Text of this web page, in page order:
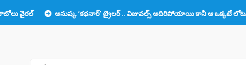
అనుష్క ‘కథనార్’ ట్రైలర్ .. విజువల్స్ అదిరిపోయాయి కానీ ఆ ఒక్కటే లోటు!!